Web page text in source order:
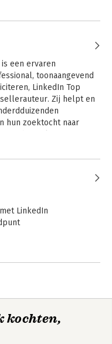
een ervaren
toonaangevend
LinkedIn Top
Zij helpt en
hun zoektocht naar
tools in hoe je bruut
Vincent
LinkedIn
kochten,